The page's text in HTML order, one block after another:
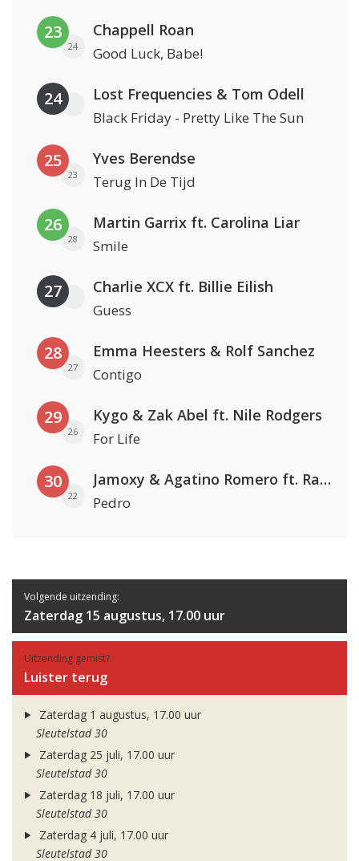
23
24
Chappell Roan
Good Luck, Babe!
24 Lost Frequencies & Tom Odell
Black Friday - Pretty Like The Sun
25
23
Yves Berendse
Terug In De Tijd
26
28
Martin Garrix ft. Carolina Liar
Smile
27 Charlie XCX ft. Billie Eilish
Guess
28
27
Emma Heesters & Rolf Sanchez
Contigo
29
26
Kygo & Zak Abel ft. Nile Rodgers
For Life
30
22
Jamoxy & Agatino Romero ft. Raffaella Carrà
Pedro
Volgende uitzending:
Zaterdag 15 augustus, 17.00 uur
Uitzending gemist?
Luister terug
Zaterdag 1 augustus, 17.00 uur
Sleutelstad 30
Zaterdag 25 juli, 17.00 uur
Sleutelstad 30
Zaterdag 18 juli, 17.00 uur
Sleutelstad 30
Zaterdag 4 juli, 17.00 uur
Sleutelstad 30